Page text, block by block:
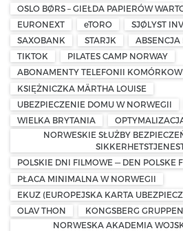
OSLO BØRS – GIEŁDA PAPIERÓW
EURONEXT
eTORO SJØLYST
SAXOBANK
STARJK
TIKTOK
PILATES CAMP NORWAY
ABONAMENTY TELEFONII
KSIĘŻNICZKA MÄRTHA LOUISE
UBEZPIECZENIE DOMU W NORWEGII
WIELKA BRYTANIA
NORWESKIE SŁUŻBY
POLSKIE DNI FILMOWE — DEN POLSKE
PŁACA MINIMALNA W NORWEGII
EKUZ (EUROPEJSKA KARTA
OLAV THON
KONGSBERG GRUPPEN
NORWESKA AKADEMIA